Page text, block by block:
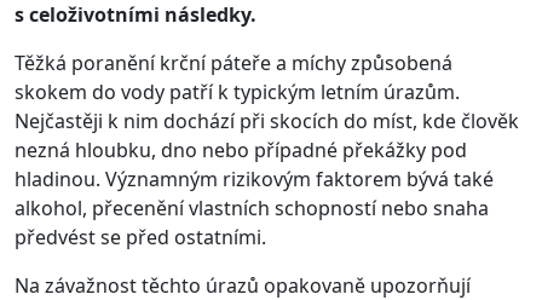
s celoživotními následky.
Těžká poranění krční páteře a míchy způsobená
skokem do vody patří k typickým letním úrazům.
Nejčastěji k nim dochází při skocích do míst, kde člověk
nezná hloubku, dno nebo případné překážky pod
hladinou. Významným rizikovým faktorem bývá také
alkohol, přecenění vlastních schopností nebo snaha
předvést se před ostatními.
Na závažnost těchto úrazů opakovaně upozorňují